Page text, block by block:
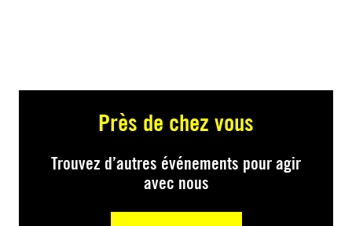
Près de chez vous
Trouvez d’autres événements pour agir
avec nous